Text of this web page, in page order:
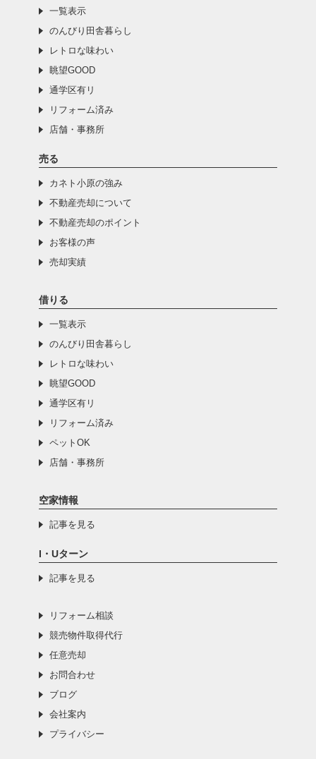
一覧表示
のんびり田舎暮らし
レトロな味わい
眺望GOOD
通学区有リ
リフォーム済み
店舗・事務所
売る
カネト小原の強み
不動産売却について
不動産売却のポイント
お客様の声
売却実績
借りる
一覧表示
のんびり田舎暮らし
レトロな味わい
眺望GOOD
通学区有リ
リフォーム済み
ペットOK
店舗・事務所
空家情報
記事を見る
I・Uターン
記事を見る
リフォーム相談
競売物件取得代行
任意売却
お問合わせ
ブログ
会社案内
プライバシー